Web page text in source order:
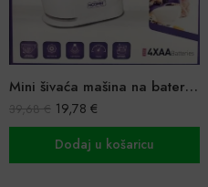
Mini šivaća mašina na baterije
39,68€ 19,78 €
Dodaj u košaricu